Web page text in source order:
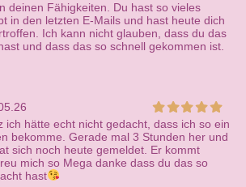
deinen Fähigkeiten. Du hast so vieles
in den letzten E-Mails und hast heute dich
Ich kann nicht glauben, dass du das
und dass das so schnell gekommen ist.
ich hätte echt nicht gedacht, dass ich so ein
bekomme. Gerade mal 3 Stunden her und
sich noch heute gemeldet. Er kommt
mich so Mega danke dass du das so
hast